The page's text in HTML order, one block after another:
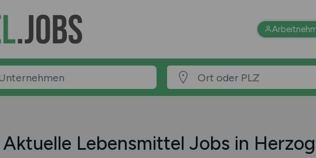
Aktuelle Lebensmittel Jobs in